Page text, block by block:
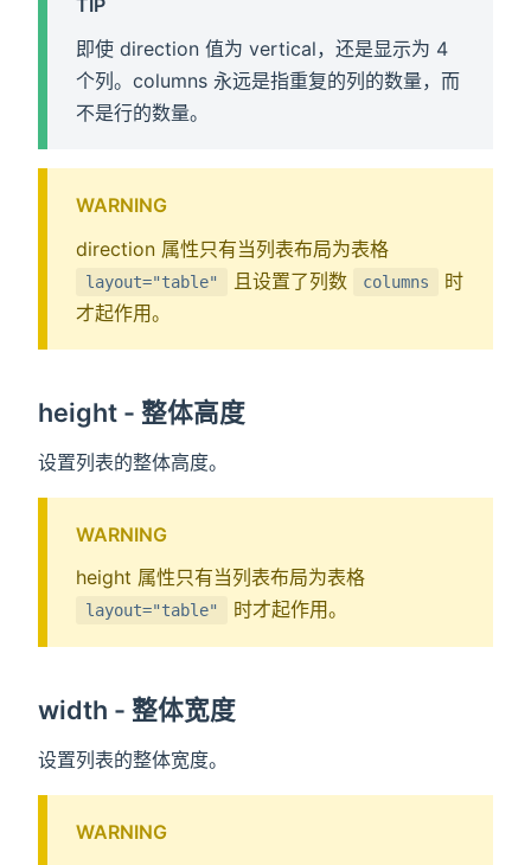
TIP
即使 direction 值为 vertical，还是显示为 4
个列。columns 永远是指重复的列的数量，而
不是行的数量。
WARNING
direction 属性只有当列表布局为表格
layout="table" 且设置了列数 columns
时
才起作用。
height - 整体高度
设置列表的整体高度。
WARNING
height 属性只有当列表布局为表格
layout="table" 时才起作用。
width - 整体宽度
设置列表的整体宽度。
WARNING